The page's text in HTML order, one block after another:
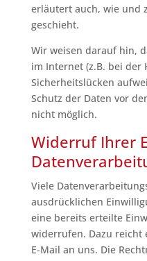
erläutert auch, wie und
geschieht.
Wir weisen darauf hin,
im Internet (z.B. bei der
Sicherheitslücken
Schutz der Daten vor
nicht möglich.
Widerruf Ihrer
Viele
ausdrücklichen
eine bereits erteilte
widerrufen. Dazu reicht
E-Mail an uns. Die